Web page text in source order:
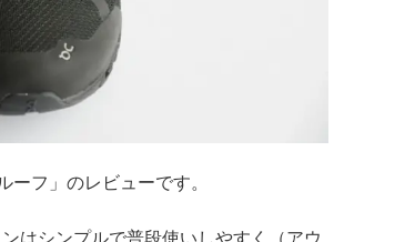
フ」のレビューです。